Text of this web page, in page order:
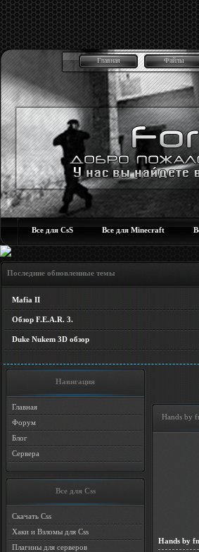
Главная Файлы
Все для CsS Все для Minecraft
Последние обновленные
Mafia II
Обзор F.E.A.R. 3.
Duke Nukem 3D обзор
Навигация
Главная
Форум
Блог
Сервера
Все для Css
Скачать Css
Хаки и Взломы для Css
Плагины для серверов
Hands by
Hands by